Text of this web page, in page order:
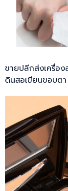
ขายปลีกส่งเครื่อ
ดินสอเขียนขอบต